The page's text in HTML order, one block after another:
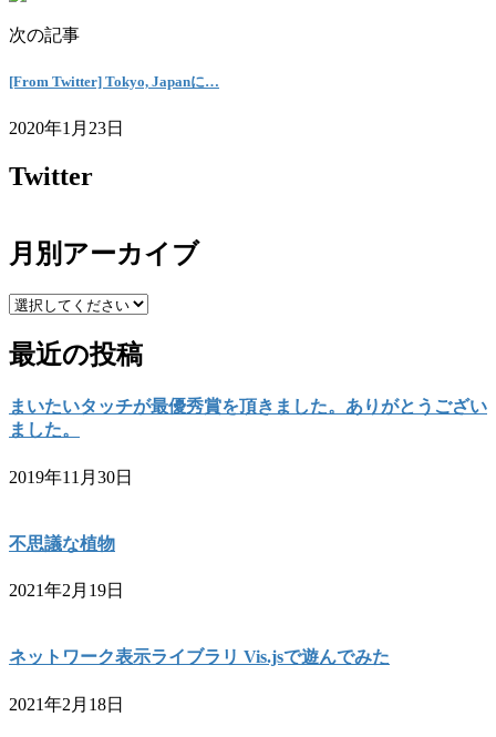
次の記事
[From Twitter] Tokyo, Japanに…
2020年1月23日
Twitter
月別アーカイブ
最近の投稿
まいたいタッチが最優秀賞を頂きました。ありがとうござい
ました。
2019年11月30日
不思議な植物
2021年2月19日
ネットワーク表示ライブラリ Vis.jsで遊んでみた
2021年2月18日